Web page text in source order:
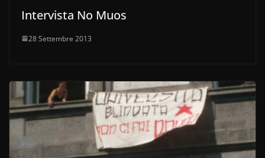
Intervista No Muos
28 Settembre 2013